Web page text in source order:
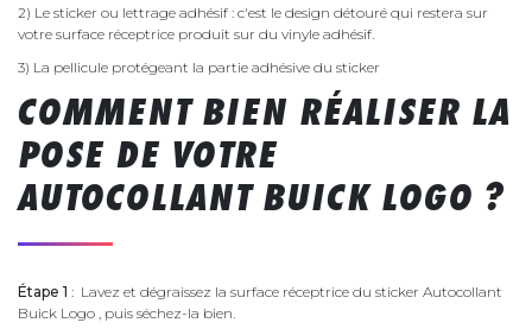
2) Le sticker ou lettrage adhésif : c'est le design détouré qui restera sur
votre surface réceptrice produit sur du vinyle adhésif.
3) La pellicule protégeant la partie adhésive du sticker
COMMENT BIEN RÉALISER LA
POSE DE VOTRE
AUTOCOLLANT BUICK LOGO ?
Étape 1 : Lavez et dégraissez la surface réceptrice du sticker Autocollant
Buick Logo , puis séchez-la bien.